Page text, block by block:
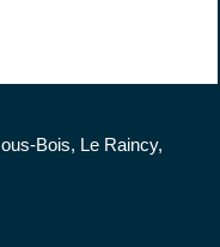
Bois, Le Raincy,